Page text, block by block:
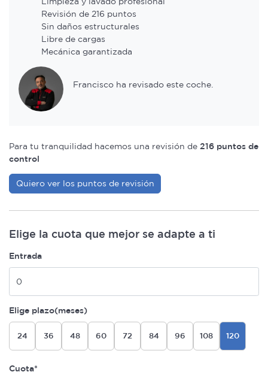
Revisión de 216 puntos
Sin daños estructurales
Libre de cargas
Mecánica garantizada
Francisco ha revisado este coche.
Para tu tranquilidad hacemos una revisión de 216 puntos de
control
Quiero ver los puntos de revisión
Elige la cuota que mejor se adapte a ti
Entrada
Elige plazo(meses)
24 36 48 60 72 84 96 108 120
Cuota*